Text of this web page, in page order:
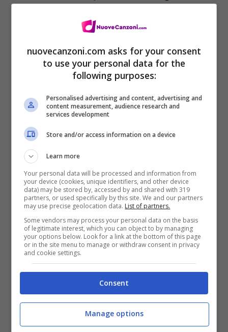
Non mischiare la tua carne con me perché,
non sai neanche nuotare
Sei troppo pura e delicata per uno come
prometti di non cadere
Eh, eh, eh.
Non raccontare agli amici
Che ci siamo visti a casa per un caffè
Tanto non bevo caffè
nuovecanzoni.com asks for your consent
to use your personal data for the
following purposes:
Personalised advertising and content, advertising and
content measurement, audience research and
services development
Store and/or access information on a device
Learn more
Your personal data will be processed and information from
your device (cookies, unique identifiers, and other device
data) may be stored by, accessed by and shared with 319
partners, or used specifically by this site. We and our partners
may use precise geolocation data. List of partners.
Some vendors may process your personal data on the basis
of legitimate interest, which you can object to by managing
your options below. Look for a link at the bottom of this page
or in the site menu to manage or withdraw consent in privacy
and cookie settings.
Consent
Manage options